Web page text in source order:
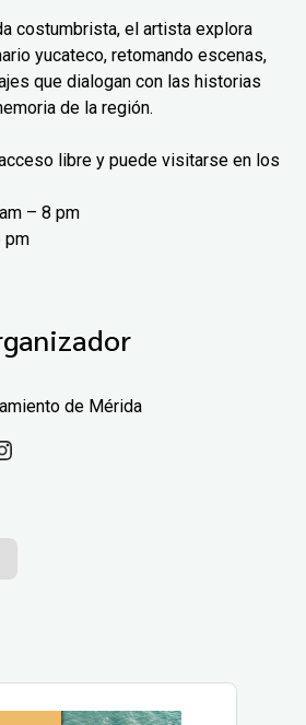
costumbrista, el artista explora
yucateco, retomando escenas,
que dialogan con las historias
de la región.
libre y puede visitarse en los
– 8 pm
pm
de Mérida